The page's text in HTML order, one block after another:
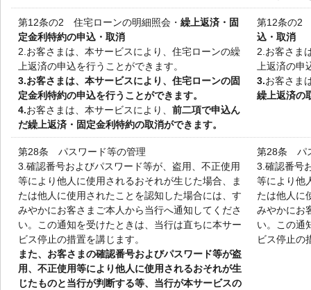
第12条の2 住宅ローンの明細照会・ 繰上返済・固
定金利特約の申込・取消
2. お客さまは、本サービスにより、住宅ローンの繰
上返済の申込を行うことができます。
3.お客さまは、本サービスにより、住宅ローンの固
定金利特約の申込を行うことができます。
4.お客さまは、本サービスにより、 前二項で申込ん
だ繰上返済・固定金利特約の取消ができます。
第12条の2
込・取消
2. お客さま
上返済の
3.お客さま
繰上返済の
第28条 パスワード等の管理
3. 確認番号およびパスワード等が、盗用、不正使用
等により他人に使用されるおそれが生じた場合、ま
たは他人に使用されたことを認知した場合には、す
みやかにお客さまご本人から当行へ通知してくださ
い。この通知を受けたときは、当行は直ちに本サー
ビス停止の措置を講じます。
また、お客さまの確認番号およびパスワード等が盗
用、不正使用等により他人に使用されるおそれが生
じたものと当行が判断する等、当行が本サービスの
第28条 パ
3. 確認番号
等により他
たは他人に
みやかにお
い。この通
ビス停止の